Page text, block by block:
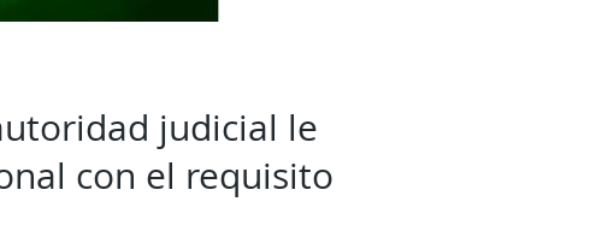
judicial le
con el requisito